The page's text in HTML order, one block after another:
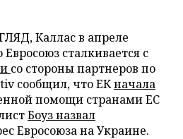
Каллас в апреле
сталкивается с
со стороны партнеров по
сообщил, что ЕКначала
помощи странами ЕС
Боуз назвал
Евросоюза на Украине.